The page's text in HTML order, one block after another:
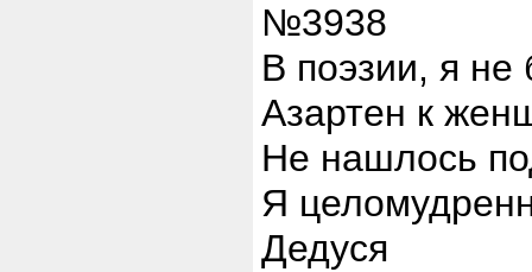
№3938
В поэзии, я не
Азартен к
Не нашлось
Я
Дедуся